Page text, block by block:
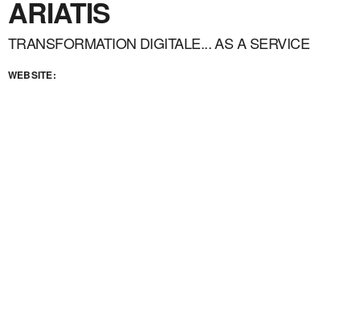
ARIATIS
TRANSFORMATION DIGITALE... AS A SERVICE
WEBSITE: